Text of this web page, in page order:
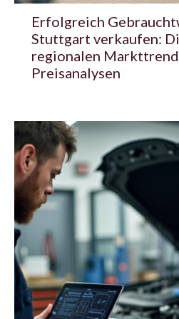
Erfolgreich
Stuttgart verkaufen:
regionalen
Preisanalysen